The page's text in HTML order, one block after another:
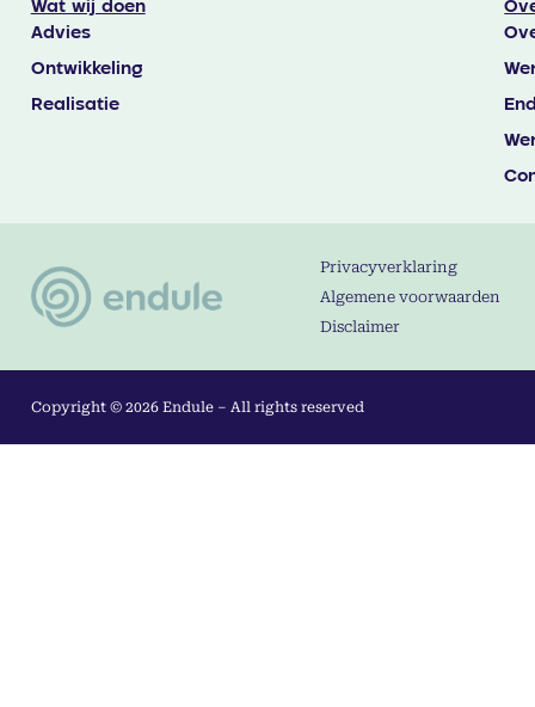
Wat wij doen
Advies
Ontwikkeling
Realisatie
Privacyverklaring
Algemene voorwaarden
Disclaimer
Copyright © 2026 Endule – All rights reserved